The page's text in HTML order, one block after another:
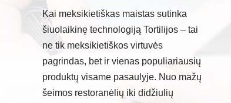
Kai meksikietiškas maistas sutinka
šiuolaikinę technologiją Tortilijos – tai
ne tik meksikietiškos virtuvės
pagrindas, bet ir vienas populiariausių
produktų visame pasaulyje. Nuo mažų
šeimos restoranėlių iki didžiulių